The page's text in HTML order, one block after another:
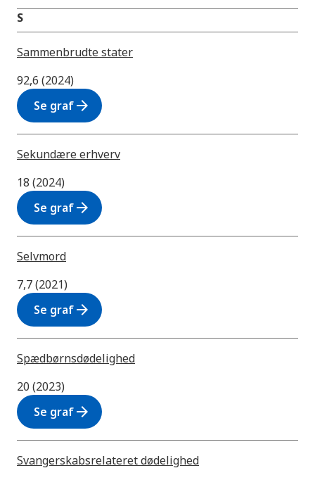
S
Sammenbrudte stater
92,6 (2024)
Se grafarrow_forward
Sekundære erhverv
18 (2024)
Se grafarrow_forward
Selvmord
7,7 (2021)
Se grafarrow_forward
Spædbørnsdødelighed
20 (2023)
Se grafarrow_forward
Svangerskabsrelateret dødelighed